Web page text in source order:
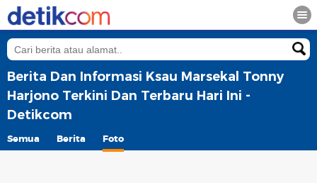
Berita Dan Informasi Ksau Marsekal Tonny
Harjono Terkini Dan Terbaru Hari Ini -
Detikcom
Semua Berita Foto